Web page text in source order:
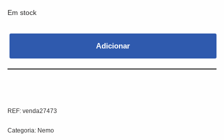
Em stock
Adicionar
REF: venda27473
Categoria: Nemo